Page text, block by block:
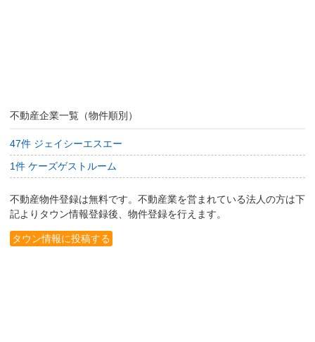
不動産企業一覧（物件順別）
47件 ジェイシーエスエー
1件 ケーズゲストルーム
不動産物件登録は無料です。不動産業を営まれている法人の方は下
記よりタウン情報登録後、物件登録を行えます。
タウン情報に投稿する